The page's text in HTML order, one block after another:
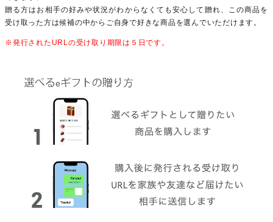
贈る方はお相手の好みや状況がわからなくても安心して贈れ、この商品を
受け取った方は候補の中からご自身で好きな商品を選んでいただけます。
※発行されたURLの受け取り期限は５日です。